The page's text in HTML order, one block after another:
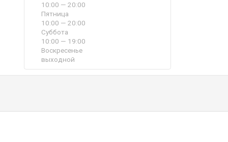
10:00 — 20:00
Пятница
10:00 — 20:00
Суббота
10:00 — 19:00
Воскресенье
выходной